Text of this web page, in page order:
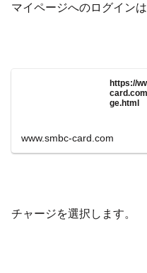
マイページへのログインは
https://
ge.html
www.smbc-card.com
チャージを選択します。